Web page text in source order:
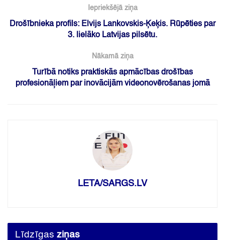
Iepriekšējā ziņa
Drošībnieka profils: Elvijs Lankovskis-Ķeķis. Rūpēties par
3. lielāko Latvijas pilsētu.
Nākamā ziņa
Turībā notiks praktiskās apmācības drošības
profesionāļiem par inovācijām videonovērošanas jomā
LETA/SARGS.LV
Līdzīgas ziņas